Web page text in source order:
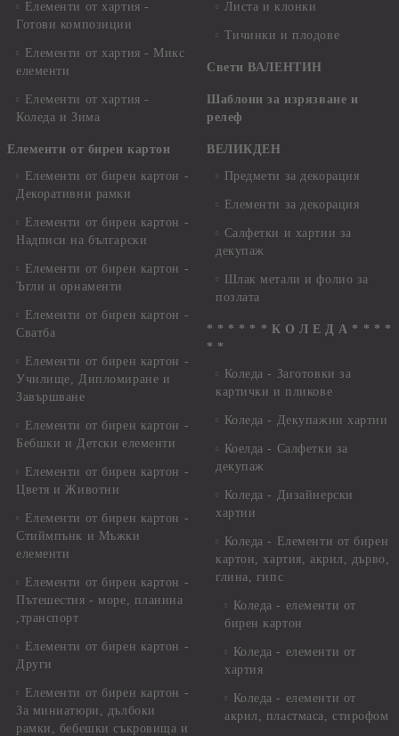
Елементи от хартия -
Готови композиции
Елементи от хартия - Микс
елементи
Елементи от хартия -
Коледа и Зима
Елементи от бирен картон
Елементи от бирен картон -
Декоративни рамки
Елементи от бирен картон -
Надписи на български
Елементи от бирен картон -
Ъгли и орнаменти
Елементи от бирен картон -
Сватба
Елементи от бирен картон -
Училище, Дипломиране и
Завършване
Елементи от бирен картон -
Бебшки и Детски елементи
Елементи от бирен картон -
Цветя и Животни
Елементи от бирен картон -
Стиймпънк и Мъжки
елементи
Елементи от бирен картон -
Пътешестия - море, планина
,транспорт
Елементи от бирен картон -
Други
Елементи от бирен картон -
За миниатюри, дълбоки
рамки, бебешки съкровища и
Листа и клонки
Тичинки и плодове
Свети ВАЛЕНТИН
Шаблони за изрязване и
релеф
ВЕЛИКДЕН
Предмети за декорация
Елементи за декорация
Салфетки и хартии за
декупаж
Шлак метали и фолио за
позлата
* * * * * * К О Л Е Д А * * * *
* *
Коледа - Заготовки за
картички и пликове
Коледа - Декупажни хартии
Коелда - Салфетки за
декупаж
Коледа - Дизайнерски
хартии
Коледа - Eлементи от бирен
картон, хартия, акрил, дърво,
глина, гипс
Коледа - елементи от
бирен картон
Коледа - елементи от
хартия
Коледа - елементи от
акрил, пластмаса, стирофом